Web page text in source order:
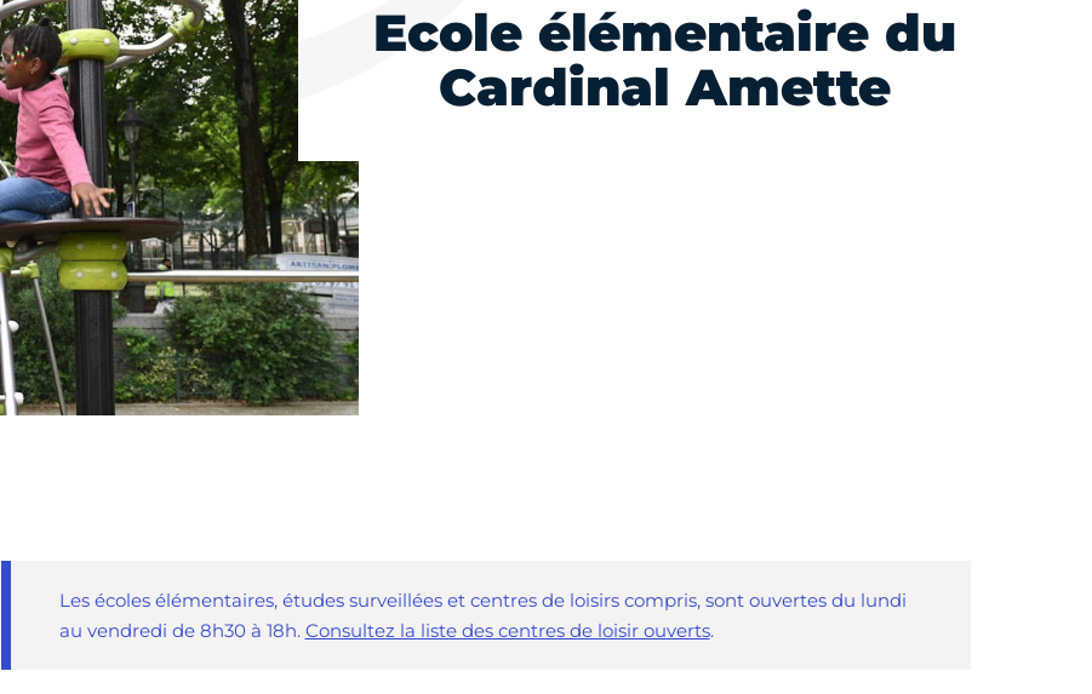
Ecole élémentaire du
Cardinal Amette
Les écoles élémentaires, études surveillées et centres de loisirs compris, sont ouvertes du lundi
au vendredi de 8h30 à 18h. Consultez la liste des centres de loisir ouverts.